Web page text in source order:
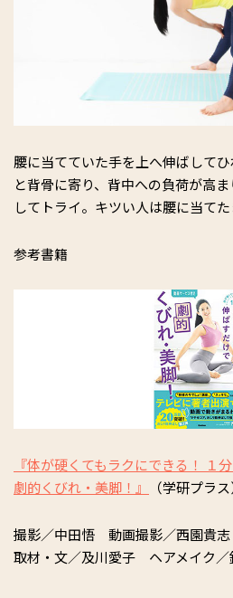
腰に当てていた手を上へ伸ばして
と背骨に寄り、背中への負荷が高
してトライ。キツい人は腰に当てた
参考書籍
『体が硬くてもラクにできる！ １
劇的くびれ・美脚！』
（学研プラス
撮影／中田悟 動画撮影／西園貴
取材・文／及川愛子 ヘアメイク／